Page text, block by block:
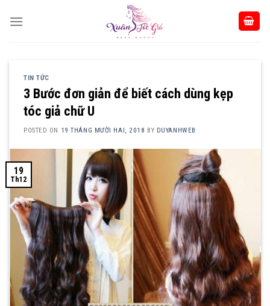
TIN TỨC
3 Bước đơn giản để biết cách dùng kẹp
tóc giả chữ U
POSTED ON 19 THÁNG MƯỜI HAI, 2018 BY DUYANHWEB
19
Th12